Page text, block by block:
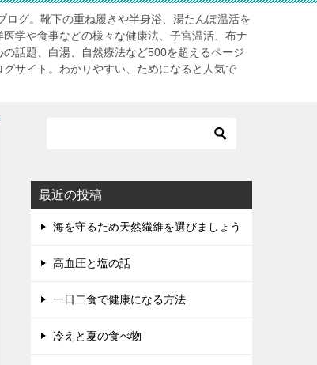
ログ。靴下の重ね履きや半身浴、湯たんぽ温活を
学や食事などの様々な健康法、子宮温活、布ナ
話題、白湯、自然療法など500を超えるページ
サイト。わかりやすい、ためになると人気で
最近の投稿
海を守るため天然繊維を選びましょう
高血圧と塩の話
一日二食で健康になる方法
冷えと夏の食べ物